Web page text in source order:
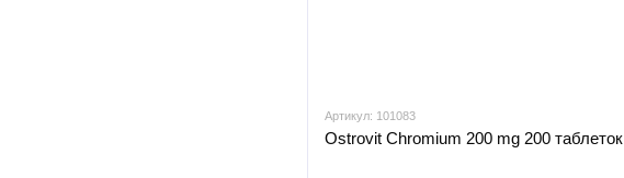
Артикул: 101083
Оstrovit Chromium 200 mg 200 таблеток